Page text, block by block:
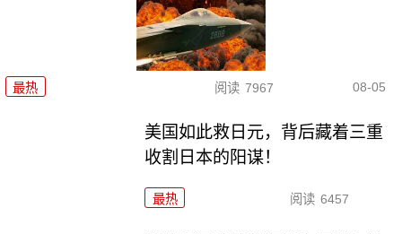
最热 阅读 7967 08-05
美国如此救日元，背后藏着三重
收割日本的阳谋！
最热 阅读 6457